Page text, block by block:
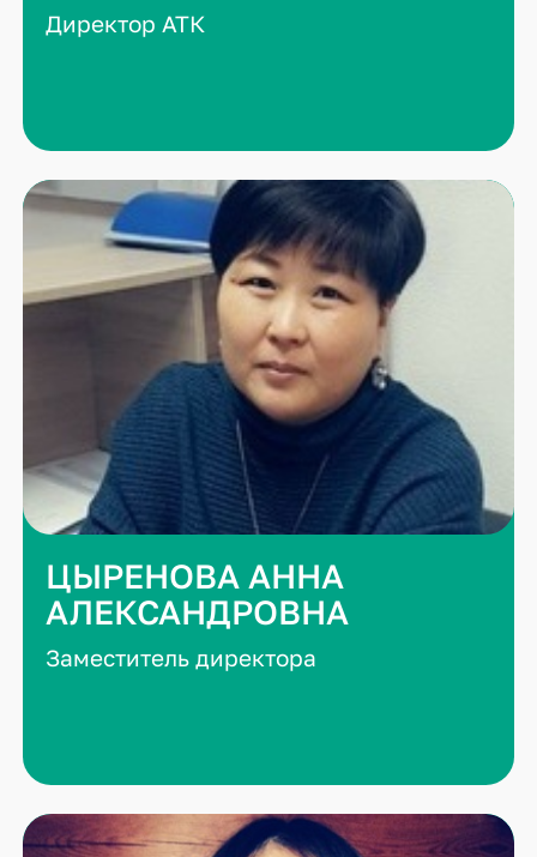
Директор АТК
ЦЫРЕНОВА АННА
АЛЕКСАНДРОВНА
Заместитель директора